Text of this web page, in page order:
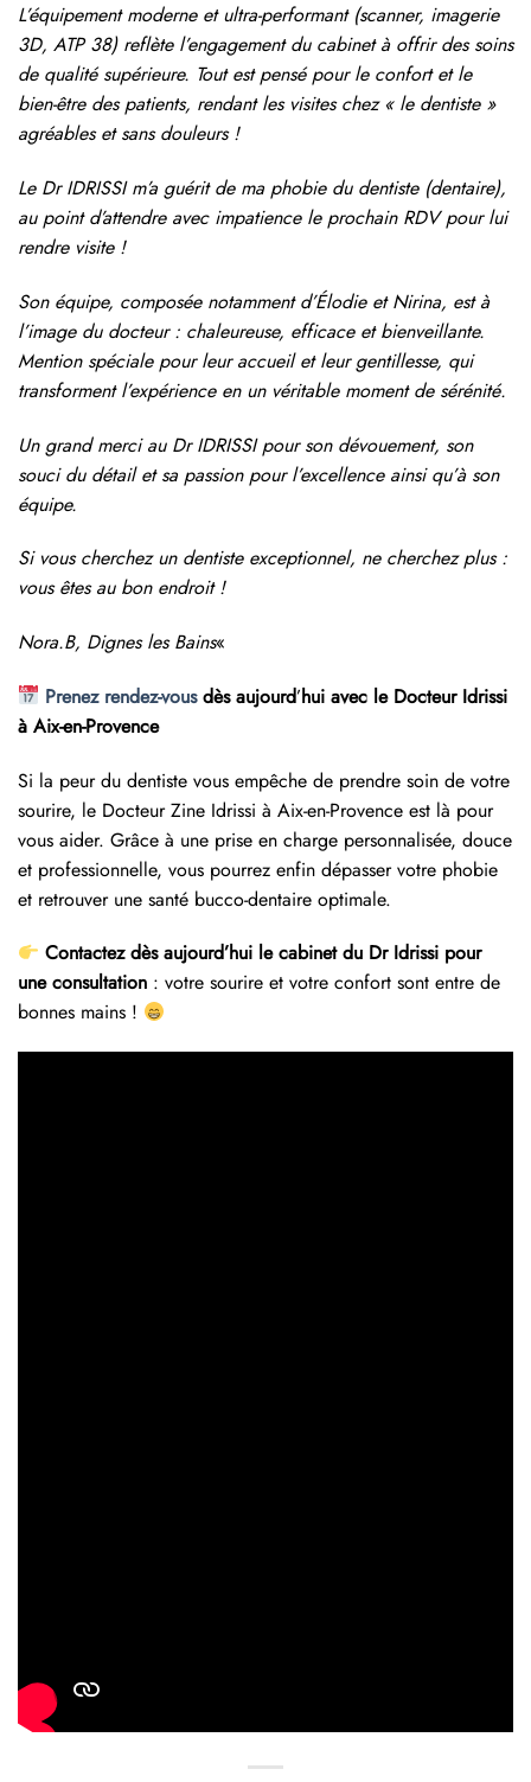
L’équipement moderne et ultra-performant (scanner, imagerie
3D, ATP 38) reflète l’engagement du cabinet à offrir des soins
de qualité supérieure. Tout est pensé pour le confort et le
bien-être des patients, rendant les visites chez « le dentiste »
agréables et sans douleurs !
Le Dr IDRISSI m’a guérit de ma phobie du dentiste (dentaire),
au point d’attendre avec impatience le prochain RDV pour lui
rendre visite !
Son équipe, composée notamment d’Élodie et Nirina, est à
l’image du docteur : chaleureuse, efficace et bienveillante.
Mention spéciale pour leur accueil et leur gentillesse, qui
transforment l’expérience en un véritable moment de sérénité.
Un grand merci au Dr IDRISSI pour son dévouement, son
souci du détail et sa passion pour l’excellence ainsi qu’à son
équipe.
Si vous cherchez un dentiste exceptionnel, ne cherchez plus :
vous êtes au bon endroit !
Nora.B, Dignes les Bains«
Prenez rendez-vousdès aujourd’hui avec le Docteur Idrissi
à Aix-en-Provence
Si la peur du dentiste vous empêche de prendre soin de votre
sourire, le Docteur Zine Idrissi à Aix-en-Provence est là pour
vous aider. Grâce à une prise en charge personnalisée, douce
et professionnelle, vous pourrez enfin dépasser votre phobie
et retrouver une santé bucco-dentaire optimale.
Contactez dès aujourd’hui le cabinet du Dr Idrissi pour
une consultation : votre sourire et votre confort sont entre de
bonnes mains !